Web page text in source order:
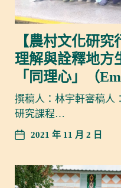
【農村文化研究
理解與詮釋地方
「同理心」（
撰稿人：林宇軒審稿人
研究課程…
2021 年 11 月 2 日